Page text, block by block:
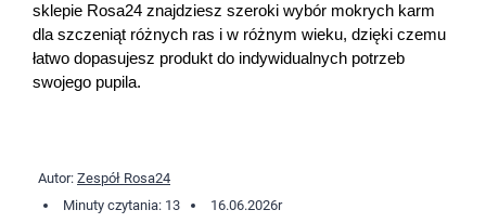
sklepie Rosa24 znajdziesz szeroki wybór mokrych karm
dla szczeniąt różnych ras i w różnym wieku, dzięki czemu
łatwo dopasujesz produkt do indywidualnych potrzeb
swojego pupila.
Autor: Zespół Rosa24
Minuty czytania: 13
16.06.2026r